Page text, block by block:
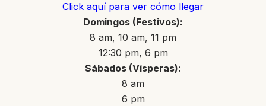
Click aquí para ver cómo llegar
Domingos (Festivos):
8 am, 10 am, 11 pm
12:30 pm, 6 pm
Sábados (Vísperas):
8 am
6 pm